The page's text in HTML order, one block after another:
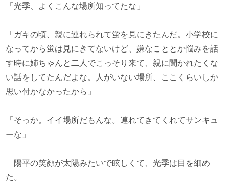
「光季、よくこんな場所知ってたな」
「ガキの頃、親に連れられて蛍を見にきたんだ。小学校に
なってから蛍は見にきてないけど、嫌なこととか悩みを話
す時に姉ちゃんと二人でこっそり来て、親に聞かれたくな
い話をしてたんだよな。人がいない場所、ここくらいしか
思い付かなかったから」
「そっか。イイ場所だもんな。連れてきてくれてサンキュ
ーな」
陽平の笑顔が太陽みたいで眩しくて、光季は目を細め
た。